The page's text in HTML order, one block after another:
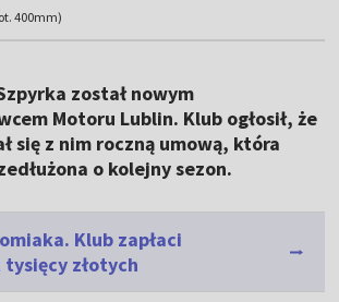
400mm)
został nowym
Motoru Lublin. Klub ogłosił, że
się z nim roczną umową, która
o kolejny sezon.
Klub zapłaci
złotych